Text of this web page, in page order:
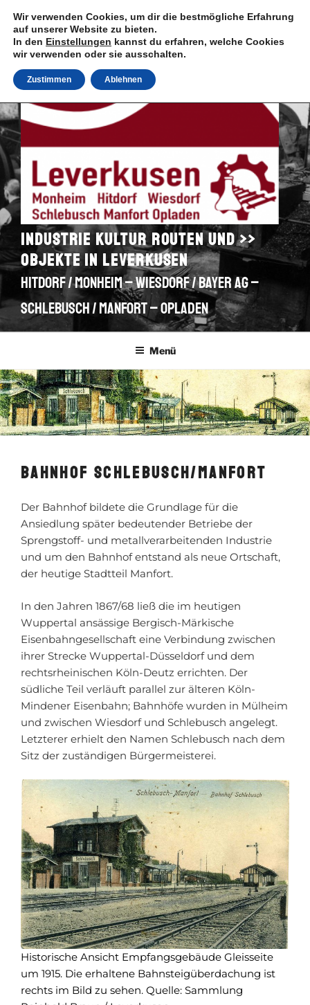
Inhalt
springen
Industrie Kultur Routen und >>
Objekte in Leverkusen
Hitdorf / Monheim – Wiesdorf / Bayer AG –
Schlebusch / Manfort – Opladen
Menü
BAHNHOF SCHLEBUSCH/MANFORT
Der Bahnhof bildete die Grundlage für die
Ansiedlung später bedeutender Betriebe der
Sprengstoff- und metallverarbeitenden Industrie
und um den Bahnhof entstand als neue Ortschaft,
der heutige Stadtteil Manfort.
In den Jahren 1867/68 ließ die im heutigen
Wuppertal ansässige Bergisch-Märkische
Eisenbahngesellschaft eine Verbindung zwischen
ihrer Strecke Wuppertal-Düsseldorf und dem
rechtsrheinischen Köln-Deutz errichten. Der
südliche Teil verläuft parallel zur älteren Köln-
Mindener Eisenbahn; Bahnhöfe wurden in Mülheim
und zwischen Wiesdorf und Schlebusch angelegt.
Letzterer erhielt den Namen Schlebusch nach dem
Sitz der zuständigen Bürgermeisterei.
Historische Ansicht Empfangsgebäude Gleisseite
um 1915. Die erhaltene Bahnsteigüberdachung ist
rechts im Bild zu sehen. Quelle: Sammlung
Wir verwenden Cookies, um dir die bestmögliche Erfahrung
auf unserer Website zu bieten.
In den Einstellungen kannst du erfahren, welche Cookies
wir verwenden oder sie ausschalten.
Zustimmen Ablehnen